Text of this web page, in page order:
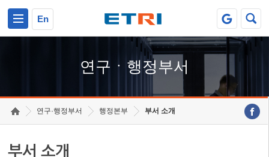
En
연구ㆍ행정부서
연구·행정부서 행정본부 부서 소개
부서 소개